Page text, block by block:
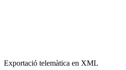
Exportació telemàtica en XML